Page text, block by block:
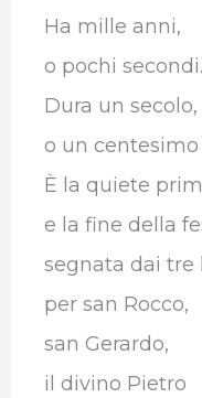
Ha mille anni,
o pochi secondi.
Dura un secolo,
o un
È la quiete
e la fine della
segnata dai tre
per san Rocco,
san Gerardo,
il divino Pietro